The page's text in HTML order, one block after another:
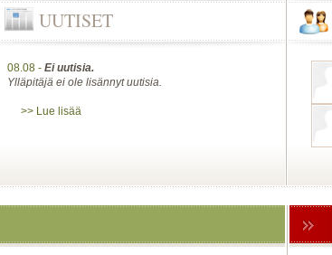
UUTISET
08.08 - Ei uutisia.
Ylläpitäjä ei ole lisännyt uutisia.
>> Lue lisää